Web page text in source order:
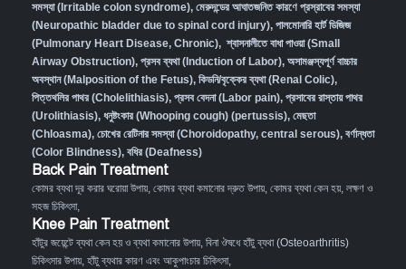
সমস্যা (Irritable colon syndrome), মেরুদন্ডের আঘাতজনিত কারণে প্রস্রাবের সমস্যা
(Neuropathic bladder due to spinal cord injury), পালমোনারি হার্ট ডিজিজ
(Pulmonary Heart Disease, Chronic),শ্বাসনালীতে বাধা পাওয়া (Small
Airway Obstruction), প্রসব ব্যথা (Induction of Labor), অসামঞ্জস্যপূর্ণ বাচ্চার
অবস্থান (Malposition of the Fetus), কিডনি/বৃক্কের ব্যথা (Renal Colic),
পিত্তথলির পাথর (Cholelithiasis), প্রসব বেদনা (Labor pain), প্রসাবের রাস্তায় পাথর
(Urolithiasis), ধনুষ্টংকার (Whooping cough) (pertussis), মেছতা
(Chloasma), চোখের রেটিনার সমস্যা (Choroidopathy, central serous), বর্ণান্ধতা
(Color Blindness), বধির (Deafness)
Back Pain Treatment
কোমর ব্যথা দূর করার ঘরোয়া উপায়, কোমর ব্যথা কমানোর দ্রুত উপায়, কোমর ব্যথা কেন হয়, লক্ষণ ও
সহজ চিকিৎসা,
Knee Pain Treatment
হাঁটুর জয়েন্টে ব্যথা কেন হয় ও ব্যথা কমানোর উপায়, বিনা ঔষধে হাঁটু ব্যথা (Osteoarthritis)
চিকিৎসার উপায়, হাঁটু ব্যথার কারণ এবং আকুপাংচার চিকিৎসা,